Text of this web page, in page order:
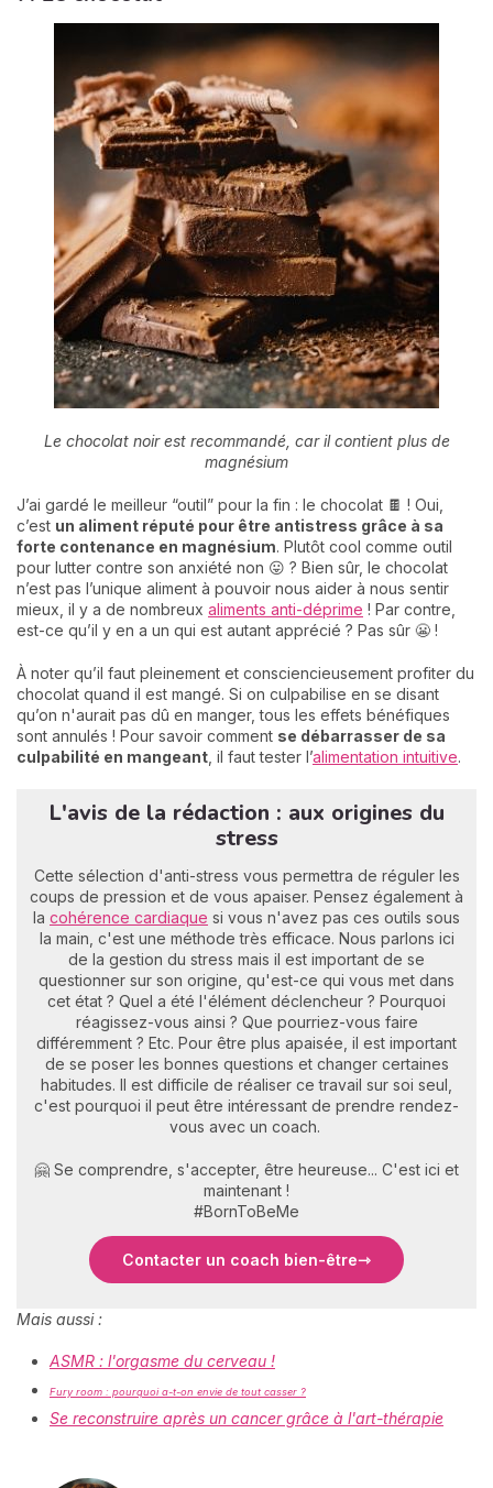
Le chocolat noir est recommandé, car il contient plus de
magnésium
J’ai gardé le meilleur “outil” pour la fin : le chocolat 🍫 ! Oui,
c’est un aliment réputé pour être antistress grâce à sa
forte contenance en magnésium. Plutôt cool comme outil
pour lutter contre son anxiété non 😛 ? Bien sûr, le chocolat
n’est pas l’unique aliment à pouvoir nous aider à nous sentir
mieux, il y a de nombreux aliments anti-déprime ! Par contre,
est-ce qu’il y en a un qui est autant apprécié ? Pas sûr 😬 !
À noter qu’il faut pleinement et consciencieusement profiter du
chocolat quand il est mangé. Si on culpabilise en se disant
qu’on n'aurait pas dû en manger, tous les effets bénéfiques
sont annulés ! Pour savoir comment se débarrasser de sa
culpabilité en mangeant , il faut tester l’alimentation intuitive.
L'avis de la rédaction : aux origines du
stress
Cette sélection d'anti-stress vous permettra de réguler les
coups de pression et de vous apaiser. Pensez également à
la cohérence cardiaque si vous n'avez pas ces outils sous
la main, c'est une méthode très efficace. Nous parlons ici
de la gestion du stress mais il est important de se
questionner sur son origine, qu'est-ce qui vous met dans
cet état ? Quel a été l'élément déclencheur ? Pourquoi
réagissez-vous ainsi ? Que pourriez-vous faire
différemment ? Etc. Pour être plus apaisée, il est important
de se poser les bonnes questions et changer certaines
habitudes. Il est difficile de réaliser ce travail sur soi seul,
c'est pourquoi il peut être intéressant de prendre rendez-
vous avec un coach.
🤗 Se comprendre, s'accepter, être heureuse... C'est ici et
maintenant !
#BornToBeMe
Contacter un coach bien-être
Mais aussi :
ASMR : l'orgasme du cerveau !
Fury room : pourquoi a-t-on envie de tout casser ?
Se reconstruire après un cancer grâce à l'art-thérapie